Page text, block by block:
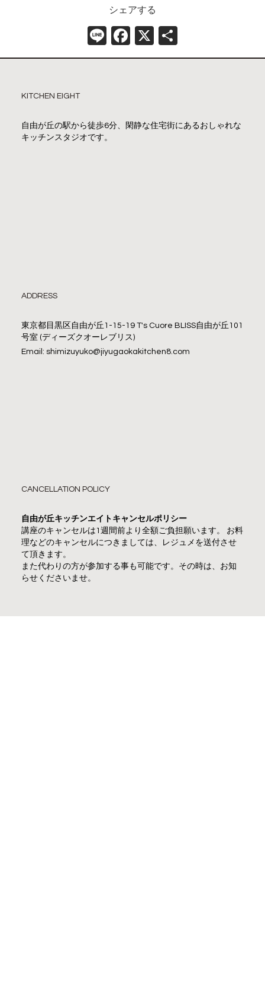
シェアする
LineFacebook
X
有
KITCHEN EIGHT
自由が丘の駅から徒歩6分、閑静な住宅街にあるおしゃれな
キッチンスタジオです。
ADDRESS
東京都目黒区自由が丘1-15-19 T's Cuore BLISS自由が丘101
号室 (ディーズクオーレブリス)
Email: shimizuyuko@jiyugaokakitchen8.com
CANCELLATION POLICY
自由が丘キッチンエイトキャンセルポリシー
講座のキャンセルは1週間前より全額ご負担願います。 お料
理などのキャンセルにつきましては、レジュメを送付させ
て頂きます。
また代わりの方が参加する事も可能です。その時は、お知
らせくださいませ。